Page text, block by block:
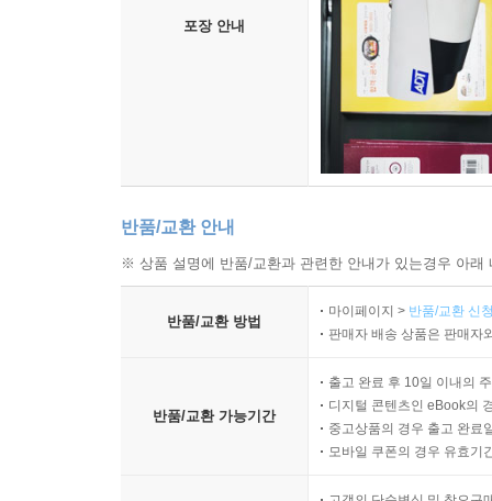
포장 안내
반품/교환 안내
※ 상품 설명에 반품/교환과 관련한 안내가 있는경우 아
반품/교환 방법
마이페이지 > 반품/교환 신
판매자 배송 상품은 판매자
반품/교환 가능기간
출고 완료 후 10일 이내의
디지털 콘텐츠인 eBook의
중고상품의 경우 출고 완료
모바일 쿠폰의 경우 유효기